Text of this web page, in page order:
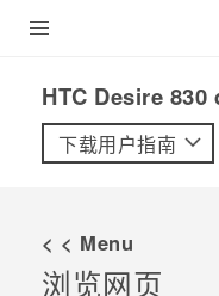
VIVE
支持帮助
在线客服
HTC Desire 830
下载用户指南
< < Menu
浏览网页